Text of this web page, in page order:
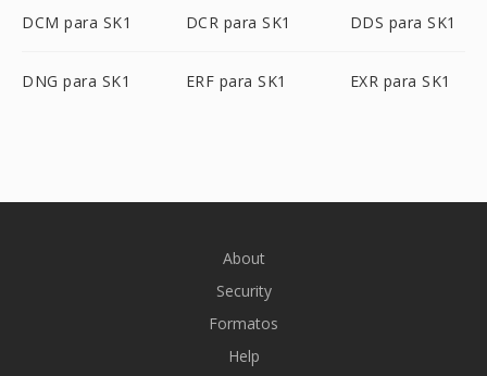
DCM para SK1 DCR para SK1 DDS para SK1
DNG para SK1 ERF para SK1 EXR para SK1
About
Security
Formatos
Help